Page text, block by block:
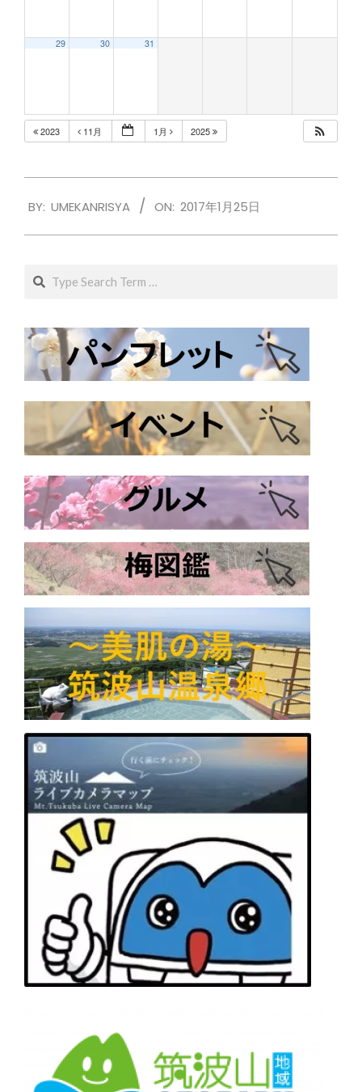
29 30 31
2023 11月 1月 2025
01-
BY: UMEKANRISYA ON: 2017年1月25日
Search